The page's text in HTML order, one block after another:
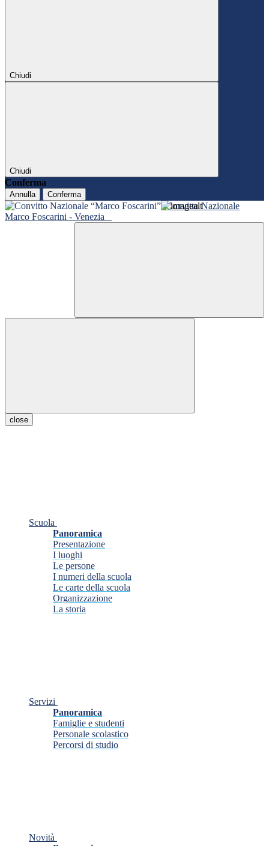
Chiudi
Chiudi
Conferma
Annulla Conferma
Convitto Nazionale
Marco Foscarini - Venezia
close
Scuola
Panoramica
Presentazione
I luoghi
Le persone
I numeri della scuola
Le carte della scuola
Organizzazione
La storia
Servizi
Panoramica
Famiglie e studenti
Personale scolastico
Percorsi di studio
Novità